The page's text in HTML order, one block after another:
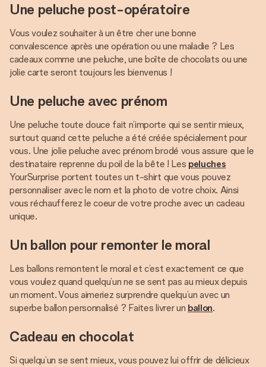
Une peluche post-opératoire
Vous voulez souhaiter à un être cher une bonne
convalescence après une opération ou une maladie ? Les
cadeaux comme une peluche, une boîte de chocolats ou une
jolie carte seront toujours les bienvenus !
Une peluche avec prénom
Une peluche toute douce fait n’importe qui se sentir mieux,
surtout quand cette peluche a été créée spécialement pour
vous. Une jolie peluche avec prénom brodé vous assure que le
destinataire reprenne du poil de la bête ! Les peluches
YourSurprise portent toutes un t-shirt que vous pouvez
personnaliser avec le nom et la photo de votre choix. Ainsi
vous réchaufferez le coeur de votre proche avec un cadeau
unique.
Un ballon pour remonter le moral
Les ballons remontent le moral et c’est exactement ce que
vous voulez quand quelqu’un ne se sent pas au mieux depuis
un moment. Vous aimeriez surprendre quelqu’un avec un
superbe ballon personnalisé ? Faites livrer un ballon.
Cadeau en chocolat
Si quelqu’un se sent mieux, vous pouvez lui offrir de délicieux